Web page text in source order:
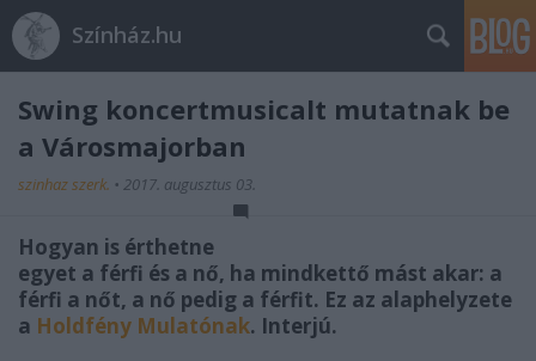
Színház.hu
Swing koncertmusicalt mutatnak be
a Városmajorban
szinhaz szerk. • 2017. augusztus 03.
Hogyan is érthetne
egyet a férfi és a nő, ha mindkettő mást akar: a
férfi a nőt, a nő pedig a férfit. Ez az alaphelyzete
a Holdfény Mulatónak. Interjú.